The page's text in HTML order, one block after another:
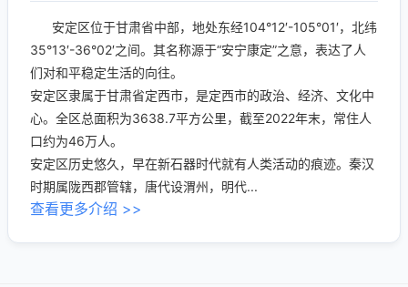
安定区位于甘肃省中部，地处东经104°12′-105°01′，北纬
35°13′-36°02′之间。其名称源于“安宁康定”之意，表达了人
们对和平稳定生活的向往。
安定区隶属于甘肃省定西市，是定西市的政治、经济、文化中
心。全区总面积为3638.7平方公里，截至2022年末，常住人
口约为46万人。
安定区历史悠久，早在新石器时代就有人类活动的痕迹。秦汉
时期属陇西郡管辖，唐代设渭州，明代...
查看更多介绍 >>